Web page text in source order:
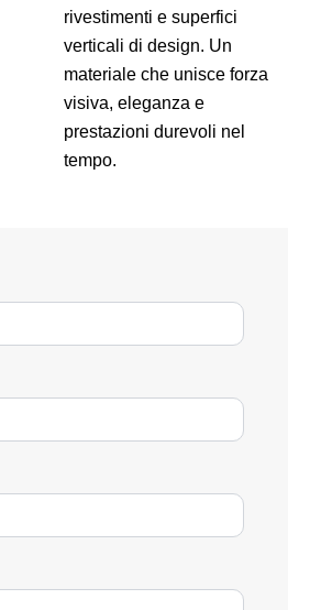
rivestimenti e superfici
verticali di design. Un
materiale che unisce forza
visiva, eleganza e
prestazioni durevoli nel
tempo.